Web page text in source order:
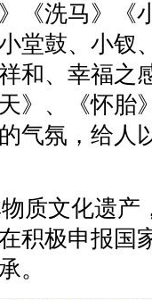
《洗马》《
堂鼓、小钗
和、幸福之
》、《怀胎
气氛，给人
质文化遗产
积极申报国
。